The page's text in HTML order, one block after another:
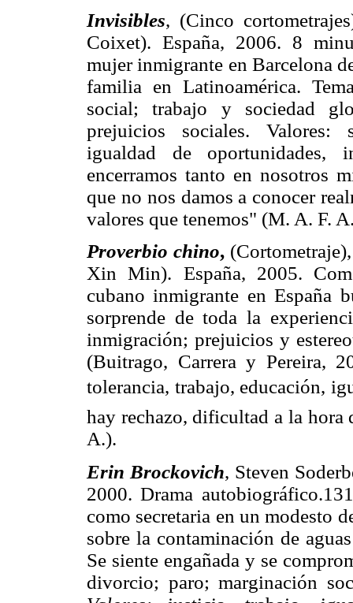
Invisibles, (Cinco
Coixet). España, 2006. 8
mujer inmigrante en Barcelona
familia en Latinoamérica.
social; trabajo y sociedad
prejuicios sociales. Valores:
igualdad de oportunidades,
encerramos tanto en nosotros
que no nos damos a conocer
valores que tenemos" (M. A. F.
Proverbio chino,
Xin Min). España, 2005.
cubano inmigrante en España
sorprende de toda la
inmigración; prejuicios y
(Buitrago, Carrera y Pereira,
tolerancia, trabajo, educación,
hay rechazo, dificultad a la
A.).
Erin Brockovich, Steven
2000. Drama
como secretaria en un modesto
sobre la contaminación de
Se siente engañada y se
divorcio; paro; marginación